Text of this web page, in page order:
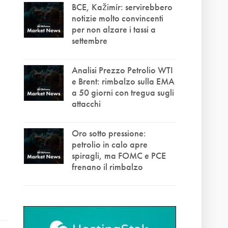
BCE, Kažimír: servirebbero
notizie molto convincenti
per non alzare i tassi a
settembre
Analisi Prezzo Petrolio WTI
e Brent: rimbalzo sulla EMA
a 50 giorni con tregua sugli
attacchi
Oro sotto pressione:
petrolio in calo apre
spiragli, ma FOMC e PCE
frenano il rimbalzo